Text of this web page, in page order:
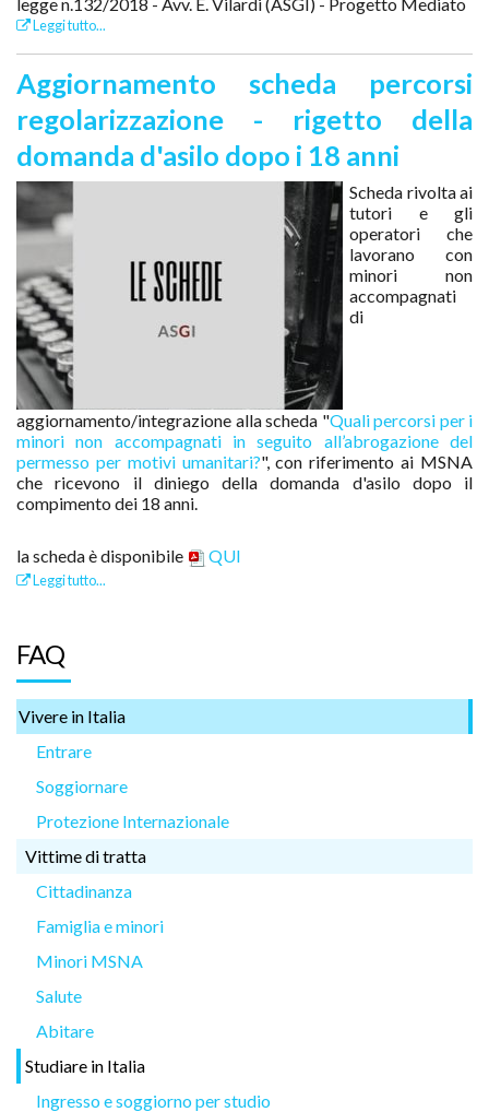
Leggi tutto...
Aggiornamento scheda percorsi
regolarizzazione - rigetto della
domanda d'asilo dopo i 18 anni
Scheda rivolta ai
tutori e gli
operatori che
lavorano con
minori non
accompagnati
di
aggiornamento/integrazione alla scheda "Quali percorsi per i
minori non accompagnati in seguito all’abrogazione del
permesso per motivi umanitari?", con riferimento ai MSNA
che ricevono il diniego della domanda d'asilo dopo il
compimento dei 18 anni.
la scheda è disponibile QUI
Leggi tutto...
FAQ
Vivere in Italia
Entrare
Soggiornare
Protezione Internazionale
Vittime di tratta
Cittadinanza
Famiglia e minori
Minori MSNA
Salute
Abitare
Studiare in Italia
Ingresso e soggiorno per studio